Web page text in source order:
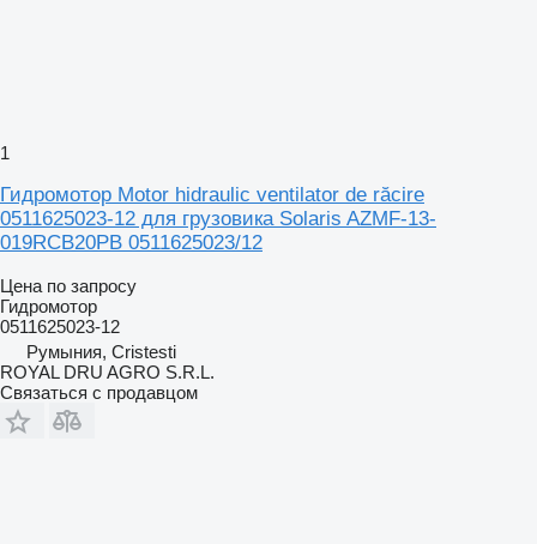
1
Гидромотор Motor hidraulic ventilator de răcire
0511625023-12 для грузовика Solaris AZMF-13-
019RCB20PB 0511625023/12
Цена по запросу
Гидромотор
0511625023-12
Румыния, Cristesti
ROYAL DRU AGRO S.R.L.
Связаться с продавцом